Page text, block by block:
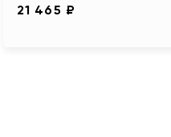
21 465 ₽